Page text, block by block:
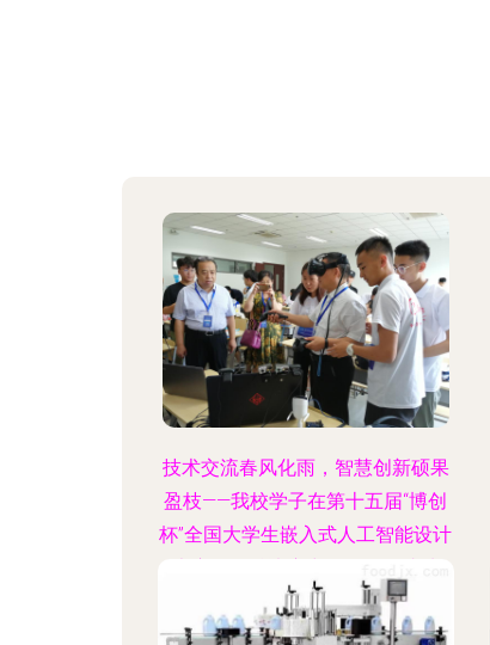
技术交流春风化雨，智慧创新硕果
盈枝——我校学子在第十五届“博创
杯”全国大学生嵌入式人工智能设计